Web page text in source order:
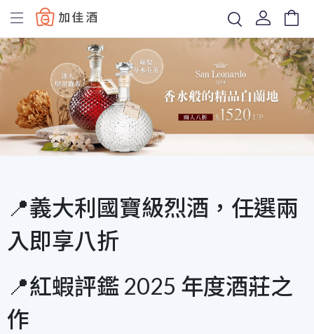
Baccus
📍義大利國寶級烈酒，任選兩
入即享八折
📍紅蝦評鑑 2025 年度酒莊之
作